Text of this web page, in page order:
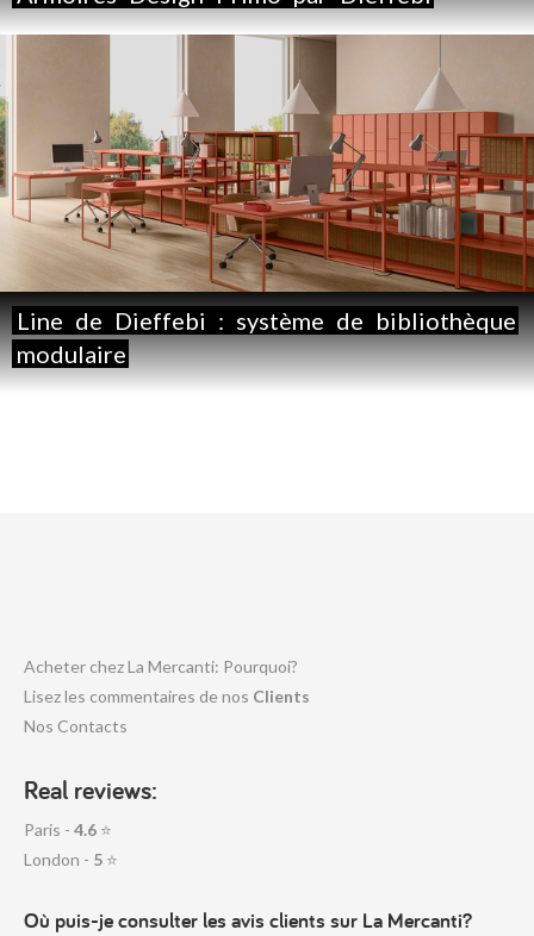
Line de Dieffebi : système de bibliothèque
modulaire
Acheter chez La Mercanti: Pourquoi?
Lisez les commentaires de nos Clients
Nos Contacts
Real reviews:
Paris - 4.6 ⭐
London - 5 ⭐
Où puis-je consulter les avis clients sur La Mercanti?